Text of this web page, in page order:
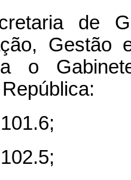
de
o